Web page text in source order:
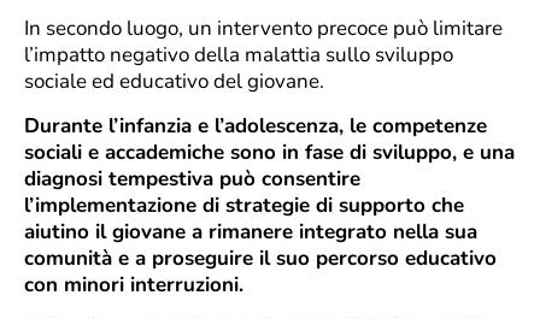
In secondo luogo, un intervento precoce può limitare
l’impatto negativo della malattia sullo sviluppo
sociale ed educativo del giovane.
Durante l’infanzia e l’adolescenza, le competenze
sociali e accademiche sono in fase di sviluppo, e una
diagnosi tempestiva può consentire
l’implementazione di strategie di supporto che
aiutino il giovane a rimanere integrato nella sua
comunità e a proseguire il suo percorso educativo
con minori interruzioni.